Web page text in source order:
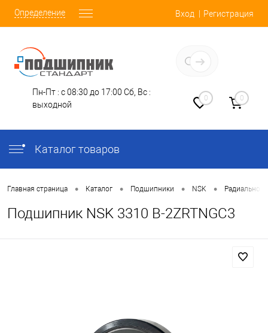
Определение Вход Регистрация
Пн-Пт : с 08:30 до 17:00 Сб, Вс :
выходной
0 0
Каталог товаров
Главная страница • Каталог • Подшипники • NSK • Радиально-
Подшипник NSK 3310 B-2ZRTNGC3